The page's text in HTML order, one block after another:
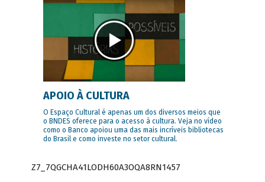
APOIO À CULTURA
O Espaço Cultural é apenas um dos diversos meios que
o BNDES oferece para o acesso à cultura. Veja no vídeo
como o Banco apoiou uma das mais incríveis bibliotecas
do Brasil e como investe no setor cultural.
Z7_7QGCHA41LODH60A3OQA8RN1457